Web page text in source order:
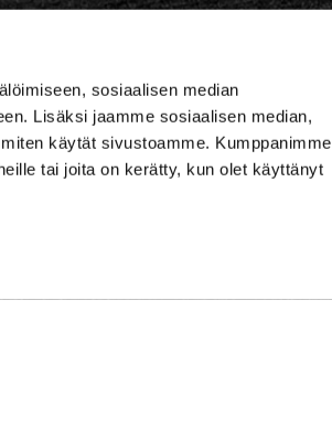
sosiaalisen median
Lisäksi jaamme sosiaalisen median,
käytät sivustoamme. Kumppanimme
tai joita on kerätty, kun olet käyttänyt